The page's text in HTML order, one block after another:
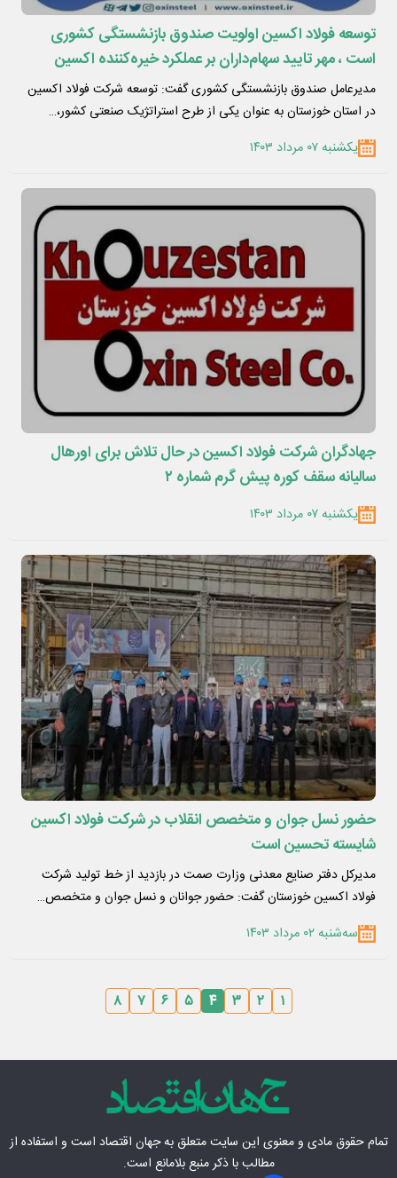
توسعه فولاد اکسین اولویت صندوق بازنشستگی کشوری
است ، مهر تایید سهام‌داران بر عملکرد خیره‌کننده اکسین
مدیرعامل صندوق بازنشستگی کشوری گفت: توسعه شرکت فولاد اکسین
در استان خوزستان به عنوان یکی از طرح استراتژیک صنعتی کشور،…
یکشنبه ۰۷ مرداد ۱۴۰۳
جهادگران شرکت فولاد اکسین در حال تلاش برای اورهال
سالیانه سقف کوره پیش گرم شماره ۲
یکشنبه ۰۷ مرداد ۱۴۰۳
حضور نسل جوان و متخصص انقلاب در شرکت فولاد اکسین
شایسته تحسین است
مدیرکل دفتر صنایع معدنی وزارت صمت در بازدید از خط تولید شرکت
فولاد اکسین خوزستان گفت: حضور جوانان و نسل جوان و متخصص…
سه‌شنبه ۰۲ مرداد ۱۴۰۳
۱ ۲ ۳ ۴ ۵ ۶ ۷ ۸
تمام حقوق مادی‌ و معنوی این سایت متعلق بهجهان اقتصاد است و استفاده از
مطالب با ذکر منبع بلامانع است.